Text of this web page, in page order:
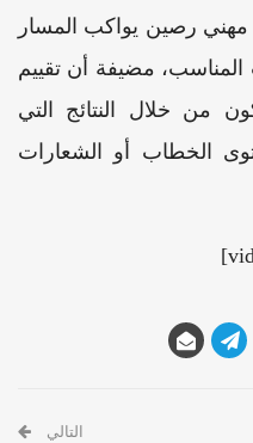
رصين يواكب المسار
المناسب، مضيفة أن تقييم
من خلال النتائج التي
الخطاب أو الشعارات
التالي